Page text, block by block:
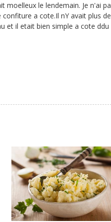
moelleux le lendemain. Je n'ai
a cote.Il nY avait plus de
et il etait bien simple a cote ddu